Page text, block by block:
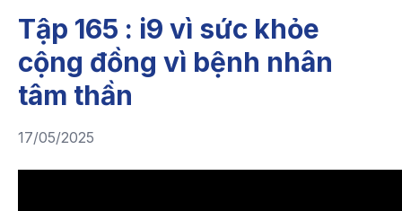
Tập 165 : i9 vì sức khỏe
cộng đồng vì bệnh nhân
tâm thần
17/05/2025